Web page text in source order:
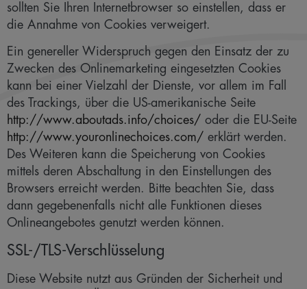
sollten Sie Ihren Internetbrowser so einstellen, dass er
die Annahme von Cookies verweigert.
Ein genereller Widerspruch gegen den Einsatz der zu
Zwecken des Onlinemarketing eingesetzten Cookies
kann bei einer Vielzahl der Dienste, vor allem im Fall
des Trackings, über die US-amerikanische Seite
http://www.aboutads.info/choices/ oder die EU-Seite
http://www.youronlinechoices.com/ erklärt werden.
Des Weiteren kann die Speicherung von Cookies
mittels deren Abschaltung in den Einstellungen des
Browsers erreicht werden. Bitte beachten Sie, dass
dann gegebenenfalls nicht alle Funktionen dieses
Onlineangebotes genutzt werden können.
SSL-/TLS-Verschlüsselung
Diese Website nutzt aus Gründen der Sicherheit und